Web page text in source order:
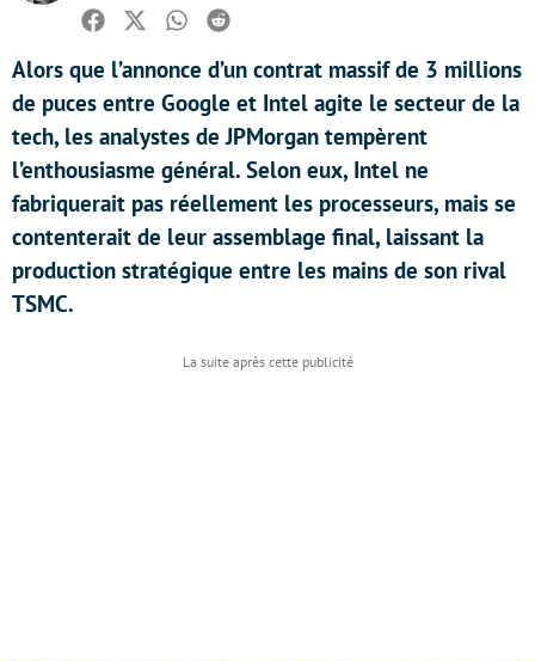
Facebook
TwitterWhatsapp
Reddit
Alors que l’annonce d’un contrat massif de 3 millions
de puces entre Google et Intel agite le secteur de la
tech, les analystes de JPMorgan tempèrent
l’enthousiasme général. Selon eux, Intel ne
fabriquerait pas réellement les processeurs, mais se
contenterait de leur assemblage final, laissant la
production stratégique entre les mains de son rival
TSMC.